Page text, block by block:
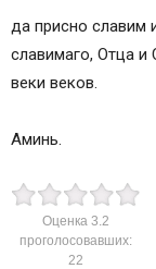
да присно славим
славимаго, Отца и
веки веков.
Аминь.
Оценка 3.2
проголосовавших:
22